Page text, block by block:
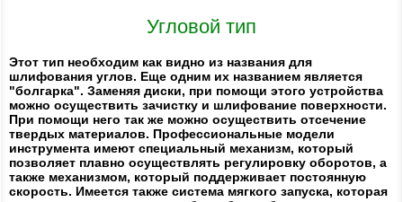
Угловой тип
Этот тип необходим как видно из названия для
шлифования углов. Еще одним их названием является
"болгарка". Заменяя диски, при помощи этого устройства
можно осуществить зачистку и шлифование поверхности.
При помощи него так же можно осуществить отсечение
твердых материалов. Профессиональные модели
инструмента имеют специальный механизм, который
позволяет плавно осуществлять регулировку оборотов, а
также механизмом, который поддерживает постоянную
скорость. Имеется также система мягкого запуска, которая